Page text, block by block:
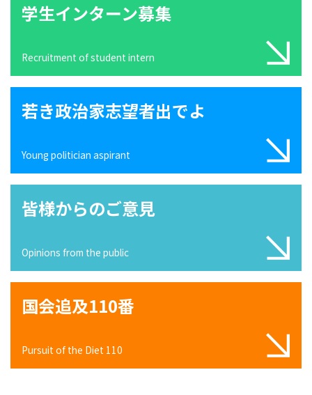
学生インターン募集
Recruitment of student intern
若き政治家志望者出でよ
Young politician aspirant
皆様からのご意見
Opinions from the public
国会追及110番
Pursuit of the Diet 110